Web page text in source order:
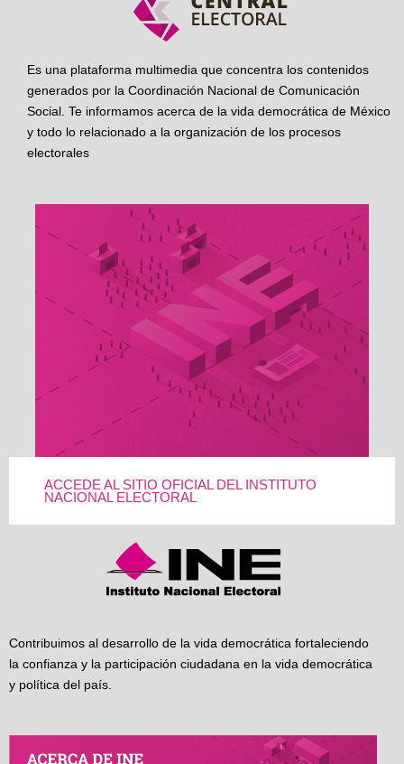
Es una plataforma multimedia que concentra los contenidos
generados por la Coordinación Nacional de Comunicación
Social. Te informamos acerca de la vida democrática de México
y todo lo relacionado a la organización de los procesos
electorales
ACCEDE AL SITIO OFICIAL DEL INSTITUTO
NACIONAL ELECTORAL
Contribuimos al desarrollo de la vida democrática fortaleciendo
la confianza y la participación ciudadana en la vida democrática
y política del país.